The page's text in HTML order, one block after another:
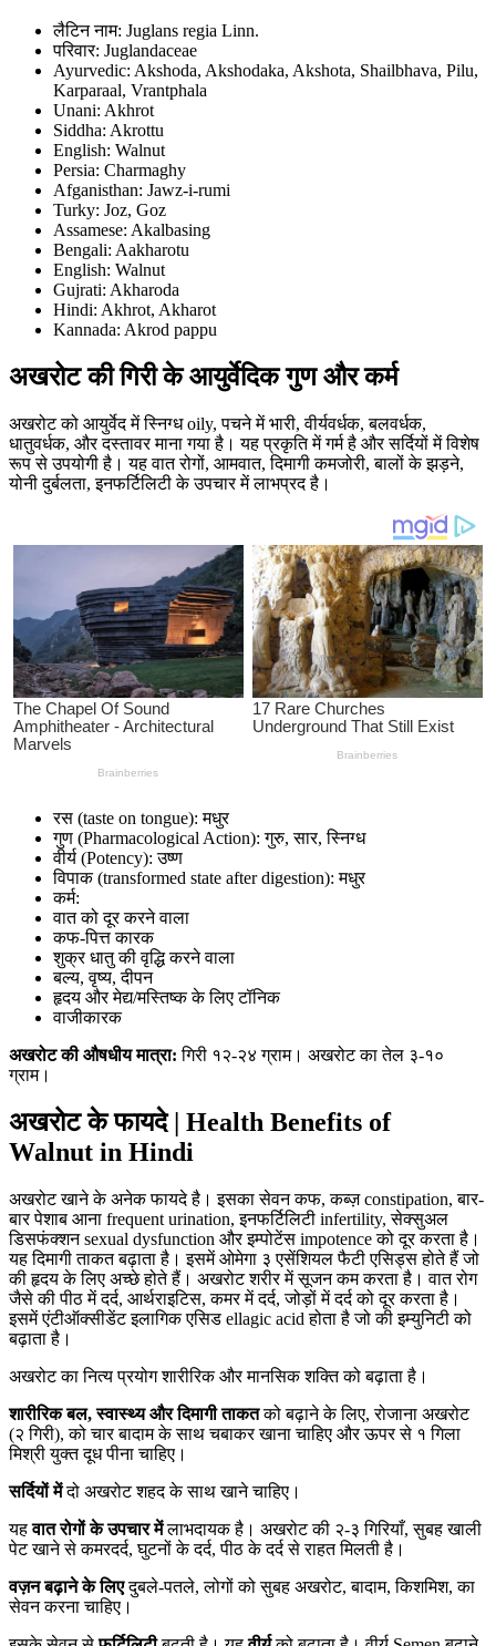
लैटिन नाम: Juglans regia Linn.
परिवार: Juglandaceae
Ayurvedic: Akshoda, Akshodaka, Akshota, Shailbhava, Pilu,
Karparaal, Vrantphala
Unani: Akhrot
Siddha: Akrottu
English: Walnut
Persia: Charmaghy
Afganisthan: Jawz-i-rumi
Turky: Joz, Goz
Assamese: Akalbasing
Bengali: Aakharotu
English: Walnut
Gujrati: Akharoda
Hindi: Akhrot, Akharot
Kannada: Akrod pappu
अखरोट की गिरी के आयुर्वेदिक गुण और कर्म
अखरोट को आयुर्वेद में स्निग्ध oily, पचने में भारी, वीर्यवर्धक, बलवर्धक,
धातुवर्धक, और दस्तावर माना गया है। यह प्रकृति में गर्म है और सर्दियों में विशेष
रूप से उपयोगी है। यह वात रोगों, आमवात, दिमागी कमजोरी, बालों के झड़ने,
योनी दुर्बलता, इनफर्टिलिटी के उपचार में लाभप्रद है।
रस (taste on tongue): मधुर
गुण (Pharmacological Action): गुरु, सार, स्निग्ध
वीर्य (Potency): उष्ण
विपाक (transformed state after digestion): मधुर
कर्म:
वात को दूर करने वाला
कफ-पित्त कारक
शुक्र धातु की वृद्धि करने वाला
बल्य, वृष्य, दीपन
हृदय और मेद्य/मस्तिष्क के लिए टॉनिक
वाजीकारक
अखरोट की औषधीय मात्रा: गिरी १२-२४ ग्राम। अखरोट का तेल ३-१०
ग्राम।
अखरोट के फायदे | Health Benefits of
Walnut in Hindi
अखरोट खाने के अनेक फायदे है। इसका सेवन कफ, कब्ज़ constipation, बार-
बार पेशाब आना frequent urination, इनफर्टिलिटी infertility, सेक्सुअल
डिसफंक्शन sexual dysfunction और इम्पोटेंस impotence को दूर करता है।
यह दिमागी ताकत बढ़ाता है। इसमें ओमेगा ३ एसेंशियल फैटी एसिड्स होते हैं जो
की हृदय के लिए अच्छे होते हैं। अखरोट शरीर में सूजन कम करता है। वात रोग
जैसे की पीठ में दर्द, आर्थराइटिस, कमर में दर्द, जोड़ों में दर्द को दूर करता है।
इसमें एंटीऑक्सीडेंट इलागिक एसिड ellagic acid होता है जो की इम्युनिटी को
बढ़ाता है।
अखरोट का नित्य प्रयोग शारीरिक और मानसिक शक्ति को बढ़ाता है।
शारीरिक बल, स्वास्थ्य और दिमागी ताकतको बढ़ाने के लिए, रोजाना अखरोट
(२ गिरी), को चार बादाम के साथ चबाकर खाना चाहिए और ऊपर से १ गिला
मिश्री युक्त दूध पीना चाहिए।
सर्दियों मेंदो अखरोट शहद के साथ खाने चाहिए।
यहवात रोगों के उपचार मेंलाभदायक है। अखरोट की २-३ गिरियाँ, सुबह खाली
पेट खाने से कमरदर्द, घुटनों के दर्द, पीठ के दर्द से राहत मिलती है।
वज़न बढ़ाने के लिएदुबले-पतले, लोगों को सुबह अखरोट, बादाम, किशमिश, का
सेवन करना चाहिए।